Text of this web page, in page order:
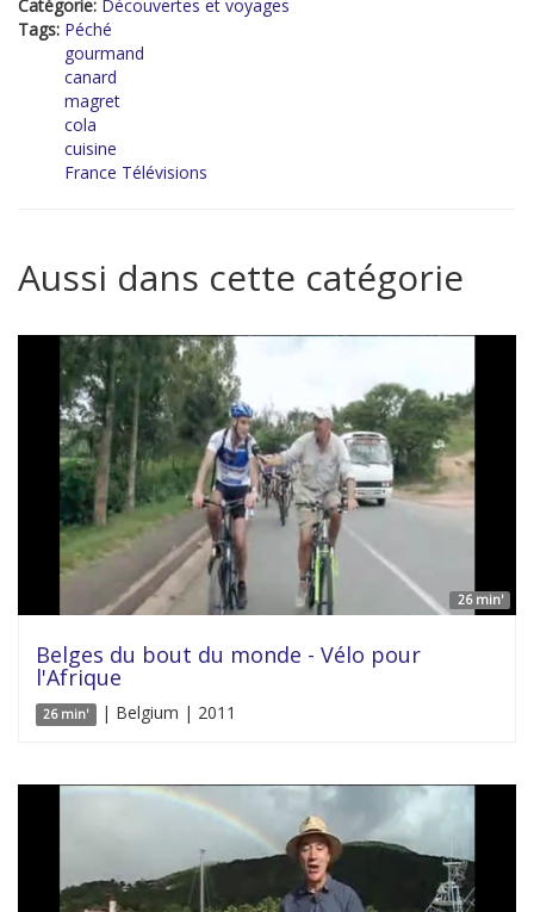
Catégorie: Découvertes et voyages
Tags: Péché
gourmand
canard
magret
cola
cuisine
France Télévisions
Aussi dans cette catégorie
26 min'
Belges du bout du monde - Vélo pour
l'Afrique
26 min' | Belgium | 2011